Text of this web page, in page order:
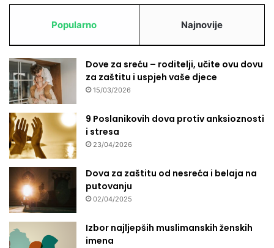
Popularno Najnovije
Dove za sreću – roditelji, učite ovu dovu
za zaštitu i uspjeh vaše djece
15/03/2026
9 Poslanikovih dova protiv anksioznosti
i stresa
23/04/2026
Dova za zaštitu od nesreća i belaja na
putovanju
02/04/2025
Izbor najljepših muslimanskih ženskih
imena